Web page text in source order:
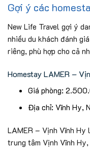
Gợi ý các
New Life Travel gợi ý
nhiều du khách đánh
riêng, phù hợp cho cả
Homestay LAMER –
Giá phòng:
Địa chỉ: Vĩnh Hy,
LAMER – Vịnh Vĩnh Hy
trung tâm Vịnh Vĩnh